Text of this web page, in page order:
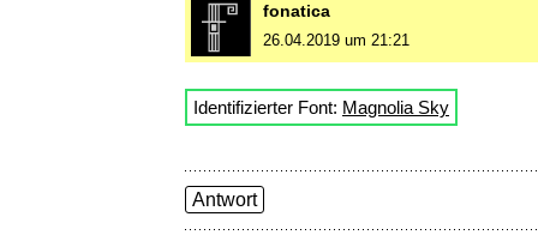
fonatica
26.04.2019 um 21:21
Identifizierter Font: Magnolia Sky
Antwort